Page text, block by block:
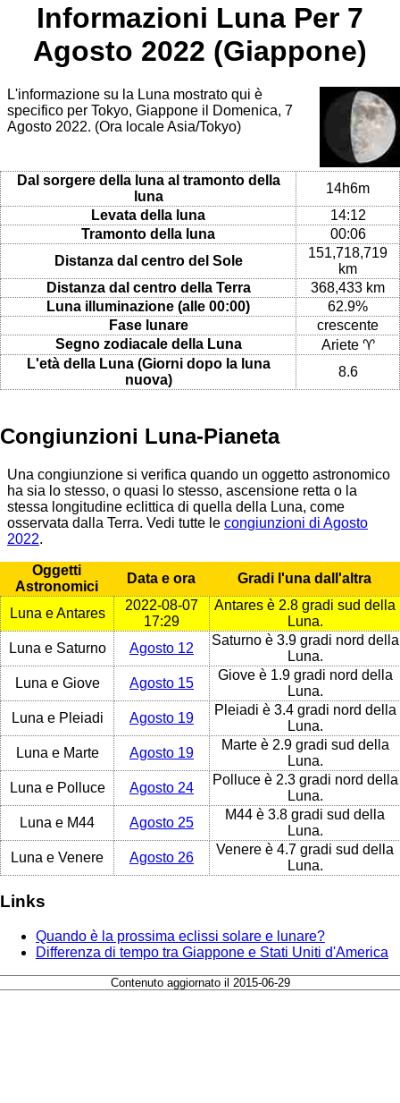
Informazioni Luna Per 7
Agosto 2022 (Giappone)
L'informazione su la Luna mostrato qui è
specifico per Tokyo, Giappone il Domenica, 7
Agosto 2022. (Ora locale Asia/Tokyo)
Dal sorgere della luna al tramonto della
luna
14h6m
Levata della luna
14:12
Tramonto della luna
00:06
Distanza dal centro del Sole
151,718,719
km
Distanza dal centro della Terra
368,433 km
Luna illuminazione (alle 00:00)
62.9%
Fase lunare
crescente
Segno zodiacale della Luna
Ariete ♈
L'età della Luna (Giorni dopo la luna
nuova)
8.6
Congiunzioni Luna-Pianeta
Una congiunzione si verifica quando un oggetto astronomico
ha sia lo stesso, o quasi lo stesso, ascensione retta o la
stessa longitudine eclittica di quella della Luna, come
osservata dalla Terra. Vedi tutte le congiunzioni di Agosto
2022.
Oggetti
Astronomici
Data e ora Gradi l'una dall'altra
Luna e Antares
2022-08-07
17:29
Antares è 2.8 gradi sud della
Luna.
Luna e Saturno
Agosto 12
Saturno è 3.9 gradi nord della
Luna.
Luna e Giove
Agosto 15
Giove è 1.9 gradi nord della
Luna.
Luna e Pleiadi
Agosto 19
Pleiadi è 3.4 gradi nord della
Luna.
Luna e Marte
Agosto 19
Marte è 2.9 gradi sud della
Luna.
Luna e Polluce
Agosto 24
Polluce è 2.3 gradi nord della
Luna.
Luna e M44
Agosto 25
M44 è 3.8 gradi sud della
Luna.
Luna e Venere
Agosto 26
Venere è 4.7 gradi sud della
Luna.
Links
Quando è la prossima eclissi solare e lunare?
Differenza di tempo tra Giappone e Stati Uniti d'America
Contenuto aggiornato il 2015-06-29